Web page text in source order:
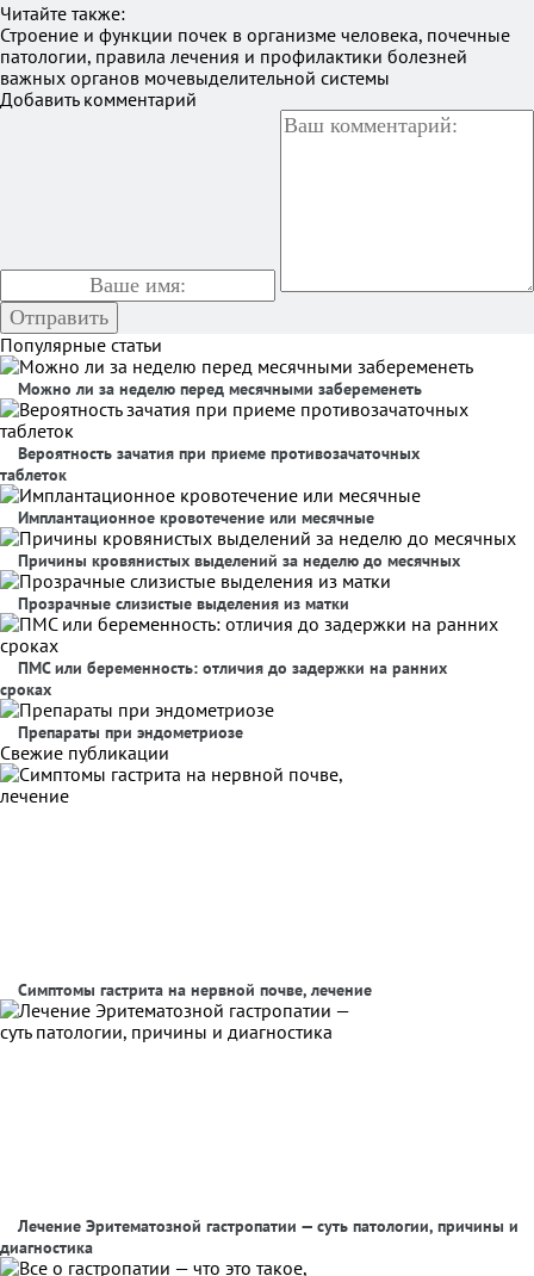
Читайте также:
Строение и функции почек в организме человека, почечные
патологии, правила лечения и профилактики болезней
важных органов мочевыделительной системы
Добавить комментарий
Популярные статьи
Можно ли за неделю перед месячными забеременеть
Вероятность зачатия при приеме противозачаточных
таблеток
Имплантационное кровотечение или месячные
Причины кровянистых выделений за неделю до месячных
Прозрачные слизистые выделения из матки
ПМС или беременность: отличия до задержки на ранних
сроках
Препараты при эндометриозе
Свежие публикации
Симптомы гастрита на нервной почве, лечение
Лечение Эритематозной гастропатии — суть патологии, причины и
диагностика